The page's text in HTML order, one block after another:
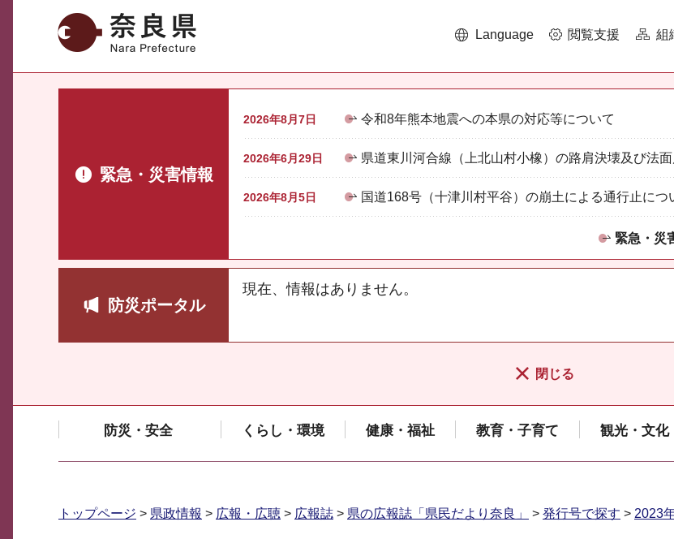
奈良県 Language 閲覧支援 組
緊急・災害情報
2026年8月7日 令和8年熊本地震への本県の対応等について
2026年6月29日 県道東川河合線（上北山村小橡）の路肩決壊及び法
2026年8月5日 国道168号（十津川村平谷）の崩土による通行止につ
緊急・災
防災ポータル
現在、情報はありません。
閉じる
防災・安全 くらし・環境 健康・福祉 教育・子育て 観光・文化
トップページ > 県政情報 > 広報・広聴 > 広報誌 > 県の広報誌「県民だより奈良」 > 発行号で探す > 2023